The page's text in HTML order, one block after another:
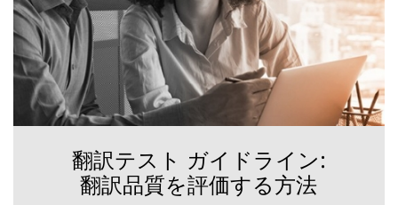
翻訳テスト ガイドライン:
翻訳品質を評価する方法